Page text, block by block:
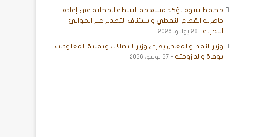
محافظ شبوة يؤكد مساهمة السلطة المحلية في إعادة
جاهزية القطاع النفطي واستئناف التصدير عبر الموانئ
البحرية
28 يوليو، 2026
وزير النفط والمعادن يعزي وزير الاتصالات وتقنية المعلومات
بوفاة والد زوجته
27 يوليو، 2026